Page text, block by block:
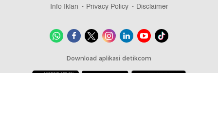
Info Iklan
Privacy Policy Disclaimer
Download aplikasi detikcom